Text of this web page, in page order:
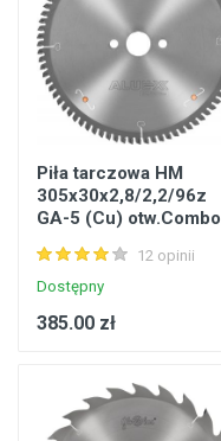
Piła tarczowa HM
305x30x2,8/2,2/96z
GA-5 (Cu) otw.Combo
tworzyw do 3mm
12 opinii
Dostępny
385.00 zł